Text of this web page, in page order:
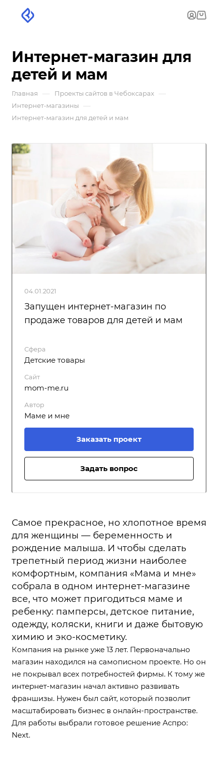
Интернет-магазин для
детей и мам
Главная — Проекты сайтов в Чебоксарах —
Интернет-магазины —
Интернет-магазин для детей и мам
04.01.2021
Запущен интернет-магазин по
продаже товаров для детей и мам
Сфера
Детские товары
Сайт
mom-me.ru
Автор
Маме и мне
Заказать проект
Задать вопрос
Самое прекрасное, но хлопотное время
для женщины — беременность и
рождение малыша. И чтобы сделать
трепетный период жизни наиболее
комфортным, компания «Мама и мне»
собрала в одном интернет-магазине
все, что может пригодиться маме и
ребенку: памперсы, детское питание,
одежду, коляски, книги и даже бытовую
химию и эко-косметику.
Компания на рынке уже 13 лет. Первоначально
магазин находился на самописном проекте. Но он
не покрывал всех потребностей фирмы. К тому же
интернет-магазин начал активно развивать
франшизы. Нужен был сайт, который позволит
масштабировать бизнес в онлайн-пространстве.
Для работы выбрали готовое решение Аспро:
Next.